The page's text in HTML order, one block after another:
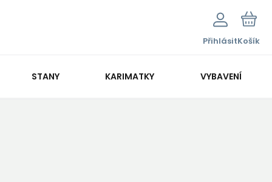
PřihlásitKošík
STANY KARIMATKY VYBAVENÍ